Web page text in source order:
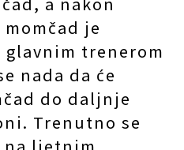
je
trenerom
nada da će
do daljnje
Trenutno se